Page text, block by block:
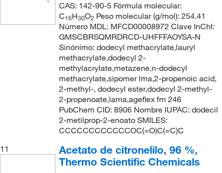
CAS: 142-90-5 Fórmula molecular:
C16H30O2 Peso molecular (g/mol): 254.41
Número MDL: MFCD00008972 Clave InChI:
GMSCBRSQMRDRCD-UHFFFAOYSA-N
Sinónimo: dodecyl methacrylate,lauryl
methacrylate,dodecyl 2-
methylacrylate,metazene,n-dodecyl
methacrylate,sipomer lma,2-propenoic acid,
2-methyl-, dodecyl ester,dodecyl 2-methyl-
2-propenoate,lama,ageflex fm 246
PubChem CID: 8906 Nombre IUPAC: dodecil
2-metilprop-2-enoato SMILES:
CCCCCCCCCCCCOC(=O)C(=C)C
11
Acetato de citronelilo, 96 %,
Thermo Scientific Chemicals